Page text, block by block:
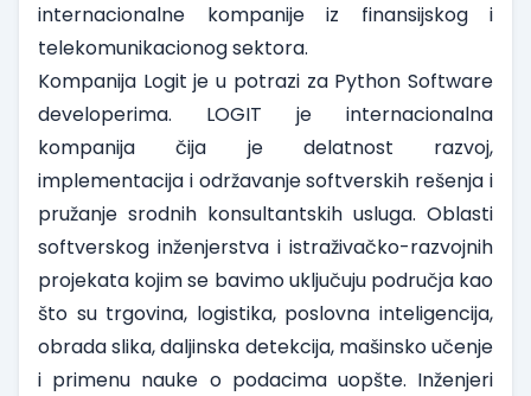
internacionalne kompanije iz finansijskog i
telekomunikacionog sektora.
Kompanija Logit je u potrazi za Python Software
developerima. LOGIT je internacionalna
kompanija čija je delatnost razvoj,
implementacija i održavanje softverskih rešenja i
pružanje srodnih konsultantskih usluga. Oblasti
softverskog inženjerstva i istraživačko-razvojnih
projekata kojim se bavimo uključuju područja kao
što su trgovina, logistika, poslovna inteligencija,
obrada slika, daljinska detekcija, mašinsko učenje
i primenu nauke o podacima uopšte. Inženjeri